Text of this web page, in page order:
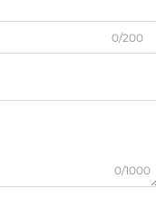
0/200
0/1000